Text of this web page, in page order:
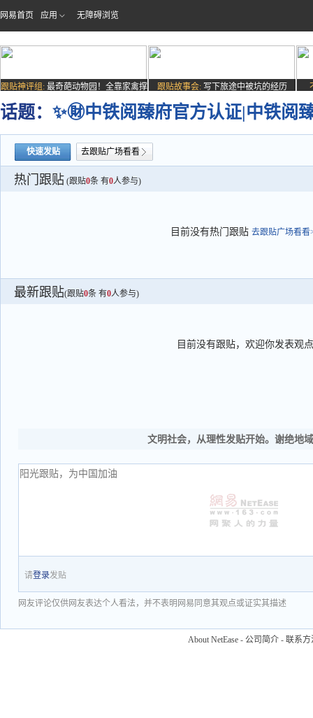
网易首页 应用 无障碍浏览
跟贴神评组: 最奇葩动物园！全靠家禽撑
场子
跟贴故事会: 写下旅途中被坑的经历
话题： ✨㊖中铁阅臻府官方认证|中铁阅
快速发贴 去跟贴广场看看
热门跟贴 (跟贴0条 有0人参与)
目前没有热门跟贴 去跟贴广场看看
最新跟贴(跟贴0条 有0人参与)
目前没有跟贴，欢迎你发表观点
文明社会，从理性发贴开始。谢绝地
请登录发贴
网友评论仅供网友表达个人看法，并不表明网易同意其观点或证实其描述
About NetEase - 公司简介 - 联系方